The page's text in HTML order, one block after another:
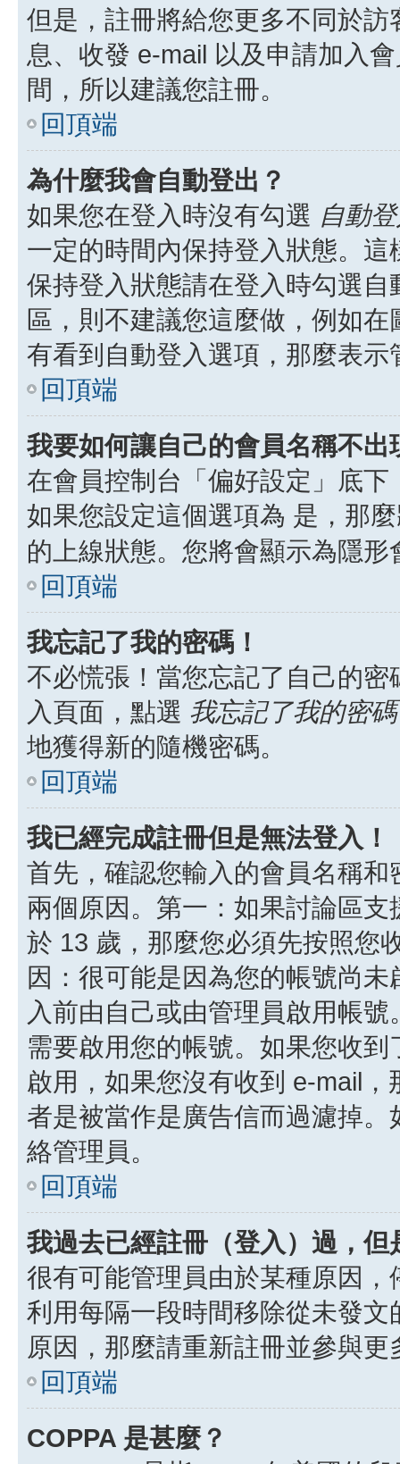
但是，註冊將給您更多不同於
息、收發 e-mail 以及申請加入
間，所以建議您註冊。
回頂端
為什麼我會自動登出？
如果您在登入時沒有勾選 自動
一定的時間內保持登入狀態。
保持登入狀態請在登入時勾選
區，則不建議您這麼做，例如
有看到自動登入選項，那麼表
回頂端
我要如何讓自己的會員名稱不
在會員控制台「偏好設定」底
如果您設定這個選項為 是 ，那
的上線狀態。您將會顯示為隱形
回頂端
我忘記了我的密碼！
不必慌張！當您忘記了自己的
入頁面，點選 我忘記了我的密碼
地獲得新的隨機密碼。
回頂端
我已經完成註冊但是無法登入！
首先，確認您輸入的會員名稱
兩個原因。第一：如果討論區
於 13 歲，那麼您必須先按照您
因：很可能是因為您的帳號尚
入前由自己或由管理員啟用帳
需要啟用您的帳號。如果您收
啟用，如果您沒有收到 e-mail
者是被當作是廣告信而過濾掉
絡管理員。
回頂端
我過去已經註冊（登入）過，
很有可能管理員由於某種原因
利用每隔一段時間移除從未發
原因，那麼請重新註冊並參與更
回頂端
COPPA 是甚麼？